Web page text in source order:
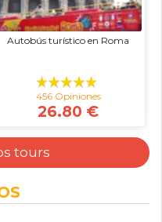
Autobús turístico en Roma
456 Opiniones
26.80 €
tours